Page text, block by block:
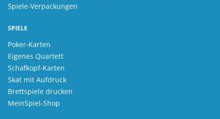
Spiele-Verpackungen
SPIELE
Poker-Karten
Eigenes Quartett
Schafkopf-Karten
Skat mit Aufdruck
Brettspiele drucken
MeinSpiel-Shop